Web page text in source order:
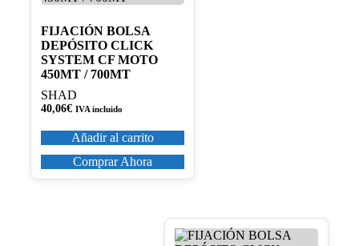
FIJACIÓN BOLSA
DEPÓSITO CLICK
SYSTEM CF MOTO
450MT / 700MT
SHAD
40,06€ IVA incluido
Añadir al carrito
Comprar Ahora